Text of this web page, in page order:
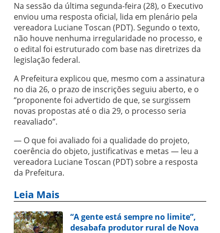
Na sessão da última segunda-feira (28), o Executivo
enviou uma resposta oficial, lida em plenário pela
vereadora Luciane Toscan (PDT). Segundo o texto,
não houve nenhuma irregularidade no processo, e
o edital foi estruturado com base nas diretrizes da
legislação federal.
A Prefeitura explicou que, mesmo com a assinatura
no dia 26, o prazo de inscrições seguiu aberto, e o
“proponente foi advertido de que, se surgissem
novas propostas até o dia 29, o processo seria
reavaliado”.
— O que foi avaliado foi a qualidade do projeto,
coerência do objeto, justificativas e metas — leu a
vereadora Luciane Toscan (PDT) sobre a resposta
da Prefeitura.
Leia Mais
“A gente está sempre no limite”,
desabafa produtor rural de Nova